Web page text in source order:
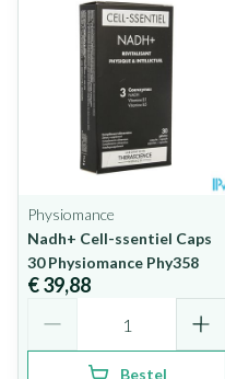
Physiomance
Nadh+ Cell-ssentiel Caps
30 Physiomance Phy358
€ 39,88
Bestel